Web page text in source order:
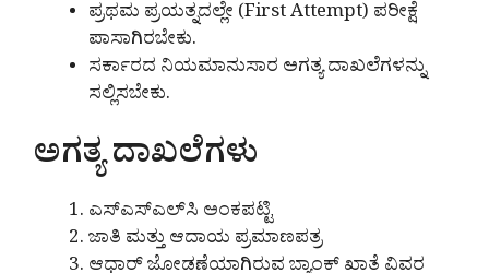
ಪ್ರಥಮ ಪ್ರಯತ್ನದಲ್ಲೇ (First Attempt) ಪರೀಕ್ಷೆ
ಪಾಸಾಗಿರಬೇಕು.
ಸರ್ಕಾರದ ನಿಯಮಾನುಸಾರ ಅಗತ್ಯ ದಾಖಲೆಗಳನ್ನು
ಸಲ್ಲಿಸಬೇಕು.
ಅಗತ್ಯ ದಾಖಲೆಗಳು
ಎಸ್‌ಎಸ್‌ಎಲ್‌ಸಿ ಅಂಕಪಟ್ಟಿ
ಜಾತಿ ಮತ್ತು ಆದಾಯ ಪ್ರಮಾಣಪತ್ರ